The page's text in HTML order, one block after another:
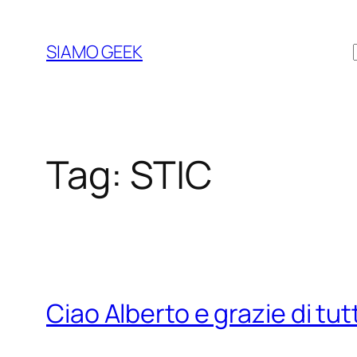
contenuto
SIAMO GEEK
Tag: STIC
Ciao Alberto e grazie di